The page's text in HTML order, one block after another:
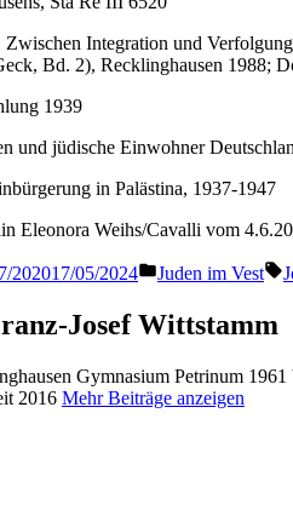
Integration und
Bd. 2), Recklinghausen 1988;
1939
und jüdische Einwohner
in Palästina, 1937-1947
Eleonora Weihs/Cavalli vom
202017/05/2024
Veröffentlicht
Juden im Vest
Josef Wittstamm
Gymnasium Petrinum
2016 Mehr Beiträge anzeigen